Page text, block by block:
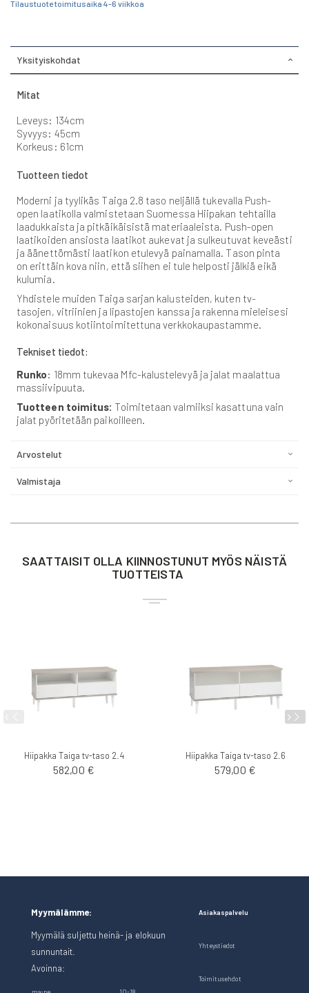
Tilaustuote toimitusaika 4-6 viikkoa
Yksityiskohdat
Mitat
Leveys: 134cm
Syvyys: 45cm
Korkeus: 61cm
Tuotteen tiedot
Moderni ja tyylikäs Taiga 2.8 taso neljällä tukevalla Push-
open laatikolla valmistetaan Suomessa Hiipakan tehtailla
laadukkaista ja pitkäikäisistä materiaaleista. Push-open
laatikoiden ansiosta laatikot aukevat ja sulkeutuvat keveästi
ja äänettömästi laatikon etulevyä painamalla. Tason pinta
on erittäin kova niin, että siihen ei tule helposti jälkiä eikä
kulumia.
Yhdistele muiden Taiga sarjan kalusteiden, kuten tv-
tasojen, vitriinien ja lipastojen kanssa ja rakenna mieleisesi
kokonaisuus kotiintoimitettuna verkkokaupastamme.
Tekniset tiedot:
Runko: 18mm tukevaa Mfc-kalustelevyä ja jalat maalattua
massiivipuuta.
Tuotteen toimitus: Toimitetaan valmiiksi kasattuna vain
jalat pyöritetään paikoilleen.
Arvostelut
Valmistaja
SAATTAISIT OLLA KIINNOSTUNUT MYÖS NÄISTÄ
TUOTTEISTA
Hiipakka Taiga tv-taso 2.4
582,00 €
Hiipakka Taiga tv-taso 2.6
579,00 €
Myymälämme:
Myymälä suljettu heinä- ja elokuun
sunnuntait.
Avoinna:
Asiakaspalvelu
Yhteystiedot
Toimitusehdot